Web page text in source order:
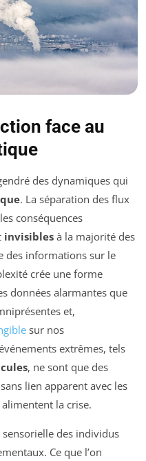
face au
des dynamiques qui
. La séparation des flux
conséquences
invisibles à la majorité des
des informations sur le
crée une forme
données alarmantes que
et,
sur nos
extrêmes, tels
, ne sont que des
lien apparent avec les
la crise.
sensorielle des individus
Ce que l’on